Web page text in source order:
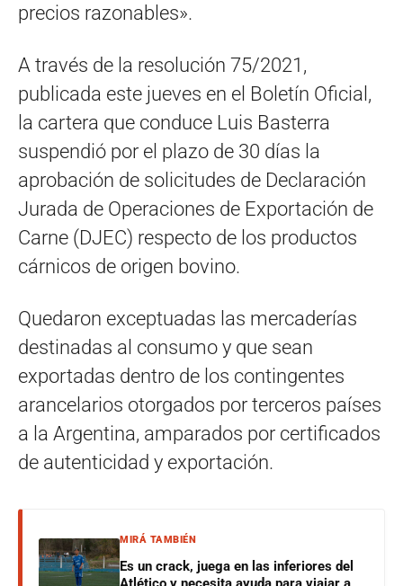
precios razonables».
A través de la resolución 75/2021,
publicada este jueves en el Boletín Oficial,
la cartera que conduce Luis Basterra
suspendió por el plazo de 30 días la
aprobación de solicitudes de Declaración
Jurada de Operaciones de Exportación de
Carne (DJEC) respecto de los productos
cárnicos de origen bovino.
Quedaron exceptuadas las mercaderías
destinadas al consumo y que sean
exportadas dentro de los contingentes
arancelarios otorgados por terceros países
a la Argentina, amparados por certificados
de autenticidad y exportación.
MIRÁ TAMBIÉN
Es un crack, juega en las inferiores del